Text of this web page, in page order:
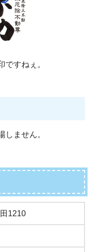
ですねぇ。
しません。
1210